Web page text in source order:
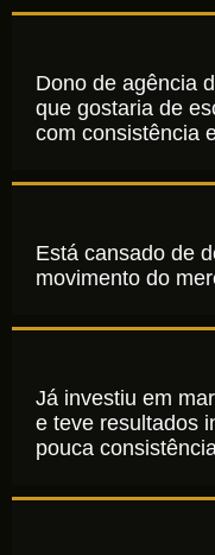
Dono de agência
que gostaria de
com consistência
Está cansado de
movimento do
Já investiu em
e teve resultados
pouca